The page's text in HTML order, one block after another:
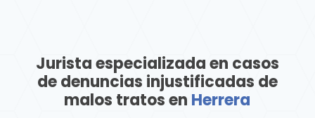
Jurista especializada en casos
de denuncias injustificadas de
malos tratos en Herrera